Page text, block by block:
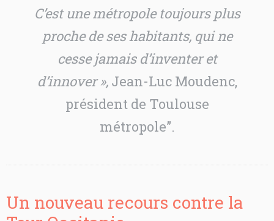
C’est une métropole toujours plus
proche de ses habitants, qui ne
cesse jamais d’inventer et
d’innover », Jean-Luc Moudenc,
président de Toulouse
métropole”.
Un nouveau recours contre la